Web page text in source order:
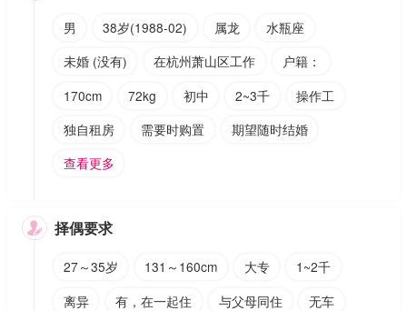
男 38岁(1988-02) 属龙
水瓶座
未婚 (没有)
在杭州萧山区工作
户籍：
170cm
72kg 初中 2~3千
操作工
独自租房
需要时购置
期望随时结婚
查看更多
 择偶要求
27～35岁 131～160cm 大专
1~2千
离异
有，在一起住 与父母同住 无车